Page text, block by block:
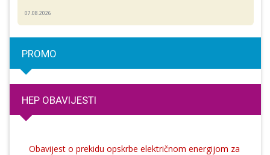
07.08.2026
PROMO
HEP OBAVIJESTI
Obavijest o prekidu opskrbe električnom energijom za